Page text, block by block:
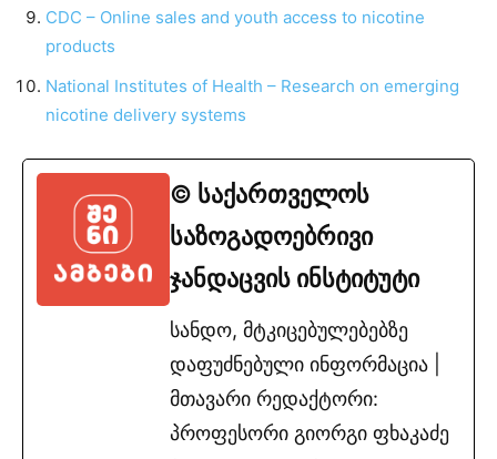
CDC – Online sales and youth access to nicotine
products
National Institutes of Health – Research on emerging
nicotine delivery systems
© საქართველოს
საზოგადოებრივი
ჯანდაცვის ინსტიტუტი
სანდო, მტკიცებულებებზე
დაფუძნებული ინფორმაცია |
მთავარი რედაქტორი:
პროფესორი გიორგი ფხაკაძე